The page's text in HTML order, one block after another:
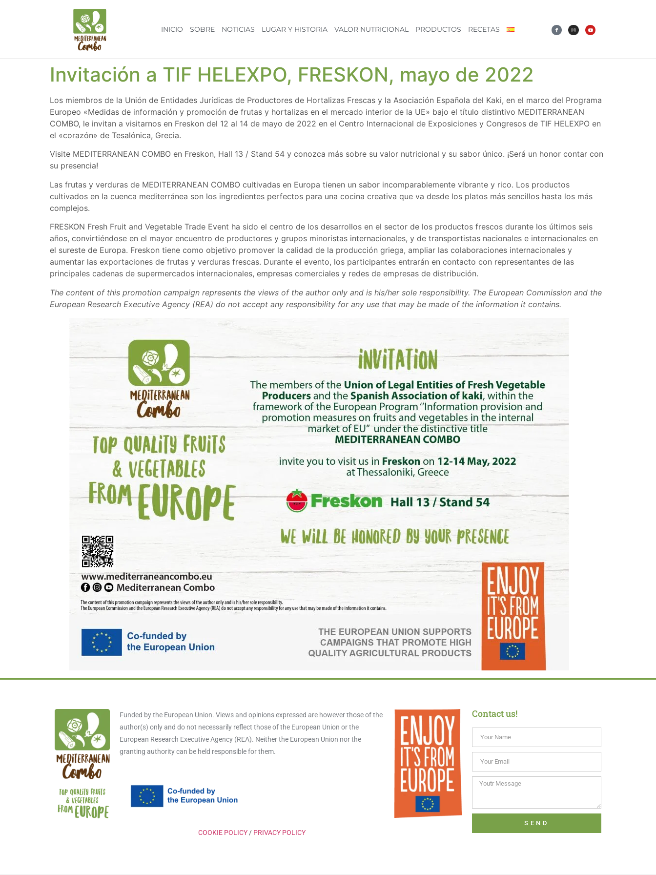
INICIO SOBRE NOTICIAS LUGAR Y HISTORIA VALOR NUTRICIONAL PRODUCTOS RECETAS
Invitación a TIF HELEXPO, FRESKON, mayo de 2022
Los miembros de la Unión de Entidades Jurídicas de Productores de Hortalizas Frescas y la Asociación Española del Kaki, en el marco del Programa
Europeo «Medidas de información y promoción de frutas y hortalizas en el mercado interior de la UE» bajo el título distintivo MEDITERRANEAN
COMBO, le invitan a visitarnos en Freskon del 12 al 14 de mayo de 2022 en el Centro Internacional de Exposiciones y Congresos de TIF HELEXPO en
el «corazón» de Tesalónica, Grecia.
Visite MEDITERRANEAN COMBO en Freskon, Hall 13 / Stand 54 y conozca más sobre su valor nutricional y su sabor único. ¡Será un honor contar con
su presencia!
Las frutas y verduras de MEDITERRANEAN COMBO cultivadas en Europa tienen un sabor incomparablemente vibrante y rico. Los productos
cultivados en la cuenca mediterránea son los ingredientes perfectos para una cocina creativa que va desde los platos más sencillos hasta los más
complejos.
FRESKON Fresh Fruit and Vegetable Trade Event ha sido el centro de los desarrollos en el sector de los productos frescos durante los últimos seis
años, convirtiéndose en el mayor encuentro de productores y grupos minoristas internacionales, y de transportistas nacionales e internacionales en
el sureste de Europa. Freskon tiene como objetivo promover la calidad de la producción griega, ampliar las colaboraciones internacionales y
aumentar las exportaciones de frutas y verduras frescas. Durante el evento, los participantes entrarán en contacto con representantes de las
principales cadenas de supermercados internacionales, empresas comerciales y redes de empresas de distribución.
The content of this promotion campaign represents the views of the author only and is his/her sole responsibility. The European Commission and the
European Research Executive Agency (REA) do not accept any responsibility for any use that may be made of the information it contains.
Funded by the European Union. Views and opinions expressed are however those of the
author(s) only and do not necessarily reflect those of the European Union or the
European Research Executive Agency (REA). Neither the European Union nor the
granting authority can be held responsible for them.
COOKIE POLICY / PRIVACY POLICY
Contact us!
SEND